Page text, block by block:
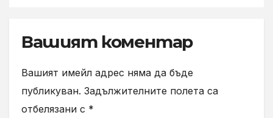
Вашият коментар
Вашият имейл адрес няма да бъде
публикуван. Задължителните полета са
отбелязани с *